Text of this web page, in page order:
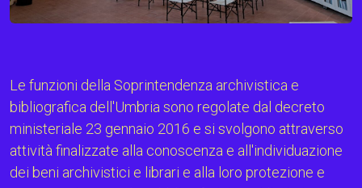
Le funzioni della Soprintendenza archivistica e
bibliografica dell'Umbria sono regolate dal decreto
ministeriale 23 gennaio 2016 e si svolgono attraverso
attività finalizzate alla conoscenza e all'individuazione
dei beni archivistici e librari e alla loro protezione e